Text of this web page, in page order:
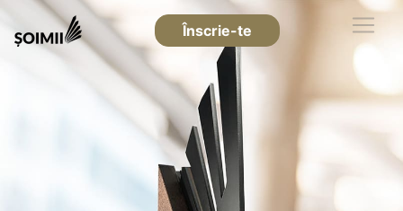
Înscrie-te